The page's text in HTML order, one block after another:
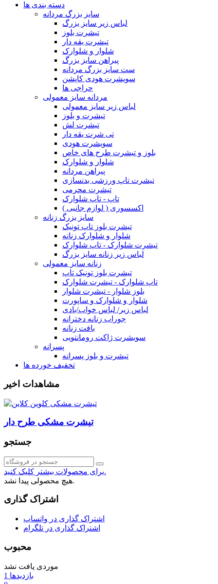
دسته بندی ها
سایز بزرگ مردانه
لباس زیر سایز بزرگ
تیشرت بلوز
تیشرت یقه دار
شلوار و شلوارک
پیراهن سایز بزرگ
ست سایز بزرگ مردانه
سویشرت هودی کاپشن
حراجی ها
مردانه سایز معمولی
لباس زیر سایز معمولی
تیشرت و بلوز
تیشرت لش
تی شرت یقه دار
سویشرت هودی
بلوز و تیشرت طرح های خاص
شلوار و شلوارک
پیراهن مردانه
تیشرت تاپ ورزشی بدنسازی
تیشرت محرمی
تاپ - تاپ شلوارک
اکسسوری ( لوازم جانبی )
سایز بزرگ زنانه
تیشرت بلوز تاپ تونیک
شلوار و شلوارک زنانه
تیشرت شلوارک - تاپ شلوارک
لباس زیر زنانه سایز بزرگ
زنانه سایز معمولی
تیشرت بلوز تونیک تاپ
تاپ شلوارک - تیشرت شلوارک
بلوز شلوار - تیشرت شلوار
شلوار و شلوارک و ساپورت
لباس زیر/ لباس خواب/بادی
جوراب زنانه دخترانه
بافت زنانه
سویشرت ژاکت رومانتویی
پسرانه
تیشرت و بلوز پسرانه
تخفیف خورده ها
مشاهدات اخیر
تیشرت مشکی طرح دار
جستجو
برای محصولات بیشتر کلیک کنید.
هیچ محصولی پیدا نشد.
اشتراک گذاری
اشتراک گذاری در واتساپ
اشتراک گذاری در تلگرام
محبوب
موردی یافت نشد
بازدیدها 1